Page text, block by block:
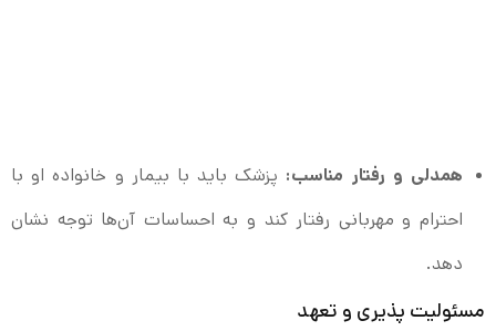
همدلی و رفتار مناسب:پزشک باید با بیمار و خانواده او با
احترام و مهربانی رفتار کند و به احساسات آن‌ها توجه نشان
دهد.
مسئولیت‌ پذیری و تعهد